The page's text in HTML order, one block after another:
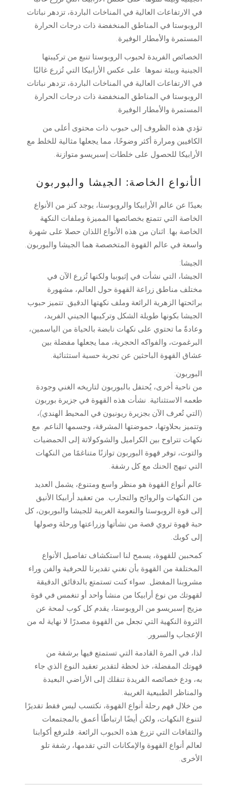
في الارتفاعات العالية في المناخات الباردة، تزدهر نباتات
الروبوستا في المناطق المنخفضة ذات درجات الحرارة
المستمرة والأمطار الوفيرة.
الخصائص الفريدة لحبوب الروبوستا تنبع من تركيبتها
الجينية وبيئة نموها. على عكس الأرابيكا التي تُزرع غالبًا
في الارتفاعات العالية في المناخات الباردة، تزدهر نباتات
الروبوستا في المناطق المنخفضة ذات درجات الحرارة
المستمرة والأمطار الوفيرة.
تؤدي هذه الظروف إلى حبوب ذات محتوى أعلى من
الكافيين ومرارة أكثر وضوحًا، مما يجعلها مثالية للخلط مع
الأرابيكا للحصول على خلطات إسبريسو متوازنة.
الأنواع الخاصة: الجيشا والبوربون
بعيدًا عن عالم الأرابيكا والروبوستا، يوجد كنز من الأنواع
الخاصة التي تتمتع بخصائصها المميزة وملفات النكهة
الخاصة بها. اثنان من هذه الأنواع اللذان حصلا على شهرة
واسعة في عالم القهوة المتخصصة هما الجيشا والبوربون.
الجيشا:
الجيشا، التي نشأت في إثيوبيا ولكنها تُزرع الآن في
مختلف مناطق زراعة القهوة حول العالم، مشهورة
برائحتها الزهرية الرائعة وملف نكهتها الدقيق. تتميز حبوب
الجيشا بكونها طويلة الشكل وتركيبها الجيني الفريد،
وعادةً ما تحتوي على نكهات نابضة بالحياة من الياسمين،
البرغموت، والفواكه الحجرية، مما يجعلها مفضلة بين
عشاق القهوة الباحثين عن تجربة حسية استثنائية.
البوربون:
من ناحية أخرى، يُحتفل بالبوربون لتاريخه الغني وجودة
طعمه الاستثنائية. نشأت هذه القهوة في جزيرة بوربون
(التي تُعرف الآن بجزيرة ريونيون في المحيط الهندي)،
وتتميز بحلاوتها، حموضتها المشرقة، وجسمها الناعم. مع
نكهات تتراوح بين الكراميل والشوكولاتة إلى الحمضيات
والتوت، توفر قهوة البوربون توازنًا متناغمًا من النكهات
التي تبهج الحنك مع كل رشفة.
عالم أنواع القهوة هو منظر واسع ومتنوع، يشمل العديد
من النكهات والروائح والتجارب. من تعقيد أرابيكا الأنيق
إلى قوة الروبوستا والنعومة الغريبة للجيشا والبوربون، كل
حبة قهوة تروي قصة من نشأتها وزراعتها ورحلة وصولها
إلى كوبك.
كمحبين للقهوة، يسمح لنا استكشاف تفاصيل الأنواع
المختلفة من القهوة بأن نغني تقديرنا للحرفية والفن وراء
مشروبنا المفضل. سواء كنت تستمتع بالدقائق الدقيقة
لقهوتك من نوع أرابيكا من منشأ واحد أو تنغمس في قوة
مزيج إسبريسو من الروبوستا، يقدم كل كوب لمحة عن
الثروة النكهية التي تجعل من القهوة مصدرًا لا نهاية له من
الإعجاب والسرور.
لذا، في المرة القادمة التي تستمتع فيها برشفة من
قهوتك المفضلة، خذ لحظة لتقدير تعقيد النوع الذي جاء
به، ودع خصائصه الفريدة تنقلك إلى الأراضي البعيدة
والمناظر الطبيعية الغريبة.
من خلال فهم رحلة أنواع القهوة، نكتسب ليس فقط تقديرًا
لتنوع النكهات، ولكن أيضًا ارتباطًا أعمق بالمجتمعات
والثقافات التي تزرع هذه الحبوب الرائعة. فلنرفع أكوابنا
لعالم أنواع القهوة والإمكانات التي تقدمها، رشفة تلو
الأخرى.